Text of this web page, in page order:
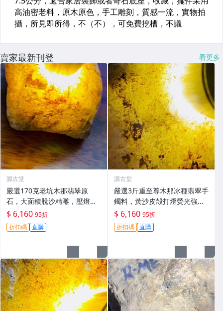
賣家最新刊登 看更多
源古堂
嚴選170克老坑木那翡翠原
石，大面積脫沙精雕，壓燈通
透無雜質，油性佳冰種特級，
適合收藏與鑽刻#翡翠 #老坑玉
#冰種翡翠
$ 6,160 95折
折扣碼 直購
源古堂
嚴選3斤重至尊木那冰種翡翠手
鐲料，黃沙皮殻打燈熒光強
烈，水頭極佳，種水化開石型
規整，皮殼完整無損。適合做
手鐲、掛件或雕刻，保留原礦
$ 6,160 95折
折扣碼 直購